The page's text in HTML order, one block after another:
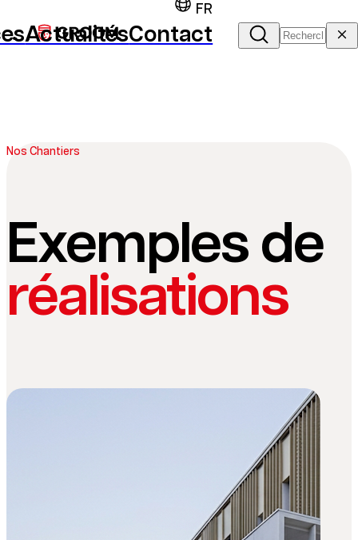
ActualitésContact
FR
Nos Chantiers
Exemples de
réalisations